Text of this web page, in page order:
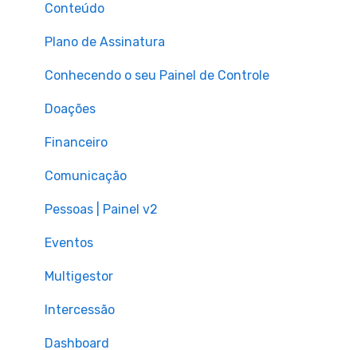
Conta Apple
NaPrática
Bíblia
Conteúdo
Plano de Assinatura
Conhecendo o seu Painel de Controle
Doações
Financeiro
Comunicação
Pessoas | Painel v2
Eventos
Multigestor
Intercessão
Dashboard